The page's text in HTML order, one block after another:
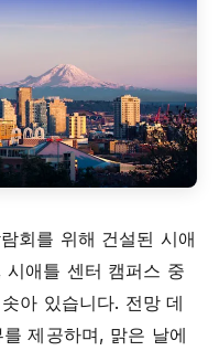
회를 위해 건설된 시애
애틀 센터 캠퍼스 중
아 있습니다. 전망 데
제공하며, 맑은 날에